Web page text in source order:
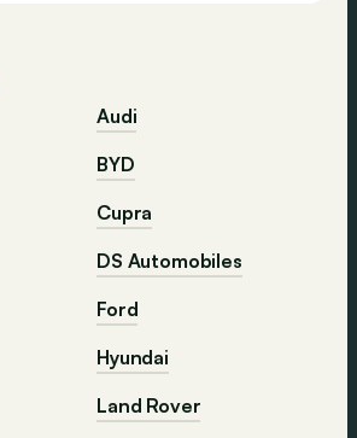
Audi
BYD
Cupra
DS Automobiles
Ford
Hyundai
Land Rover